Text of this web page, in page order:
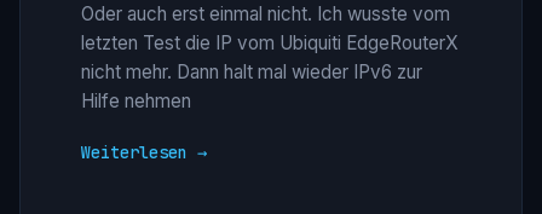
Oder auch erst einmal nicht. Ich wusste vom
letzten Test die IP vom Ubiquiti EdgeRouterX
nicht mehr. Dann halt mal wieder IPv6 zur
Hilfe nehmen
Weiterlesen →